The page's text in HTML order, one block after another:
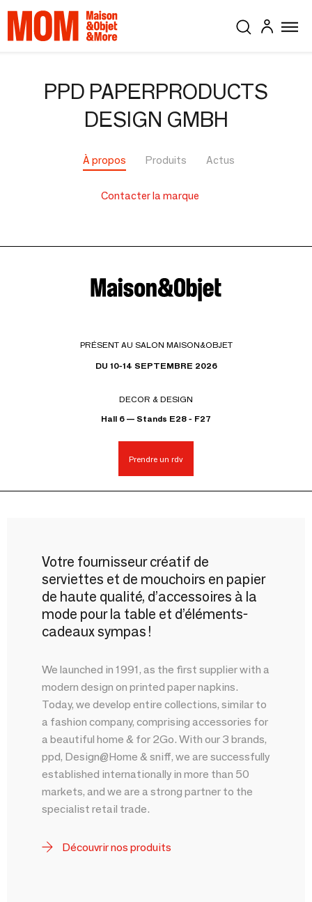
PPD PAPERPRODUCTS
DESIGN GMBH
À propos Produits Actus
Contacter la marque
PRÉSENT AU SALON MAISON&OBJET
DU 10-14 SEPTEMBRE 2026
DECOR & DESIGN
Hall 6 — Stands E28 - F27
Prendre un rdv
Votre fournisseur créatif de
serviettes et de mouchoirs en papier
de haute qualité, d’accessoires à la
mode pour la table et d’éléments-
cadeaux sympas !
We launched in 1991, as the first supplier with a
modern design on printed paper napkins.
Today, we develop entire collections, similar to
a fashion company, comprising accessories for
a beautiful home & for 2Go. With our 3 brands,
ppd, Design@Home & sniff, we are successfully
established internationally in more than 50
markets, and we are a strong partner to the
specialist retail trade.
Découvrir nos produits